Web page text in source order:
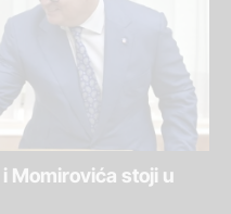
Momirovića stoji u